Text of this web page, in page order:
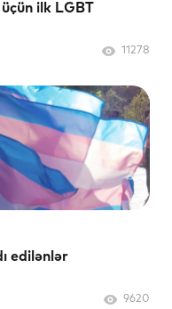
ilk LGBT
11278
edilənlər
9620